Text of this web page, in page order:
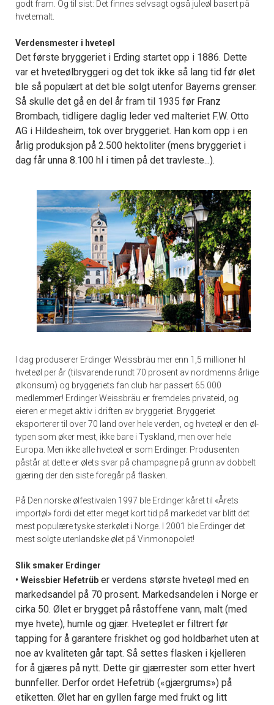
godt fram. Og til sist: Det finnes selvsagt også juleøl basert på
hvetemalt.
Verdensmester i hveteøl
Det første bryggeriet i Erding startet opp i 1886. Dette
var et hveteølbryggeri og det tok ikke så lang tid før ølet
ble så populært at det ble solgt utenfor Bayerns grenser.
Så skulle det gå en del år fram til 1935 før Franz
Brombach, tidligere daglig leder ved malteriet F.W. Otto
AG i Hildesheim, tok over bryggeriet. Han kom opp i en
årlig produksjon på 2.500 hektoliter (mens bryggeriet i
dag får unna 8.100 hl i timen på det travleste...).
I dag produserer Erdinger Weissbräu mer enn 1,5 millioner hl
hveteøl per år (tilsvarende rundt 70 prosent av nordmenns årlige
ølkonsum) og bryggeriets fan club har passert 65.000
medlemmer! Erdinger Weissbräu er fremdeles privateid, og
eieren er meget aktiv i driften av bryggeriet. Bryggeriet
eksporterer til over 70 land over hele verden, og hveteøl er den øl-
typen som øker mest, ikke bare i Tyskland, men over hele
Europa. Men ikke alle hveteøl er som Erdinger. Produsenten
påstår at dette er ølets svar på champagne på grunn av dobbelt
gjæring der den siste foregår på flasken.
På Den norske ølfestivalen 1997 ble Erdinger kåret til «Årets
importøl» fordi det etter meget kort tid på markedet var blitt det
mest populære tyske sterkølet i Norge. I 2001 ble Erdinger det
mest solgte utenlandske ølet på Vinmonopolet!
Slik smaker Erdinger
• Weissbier Hefetrüb er verdens største hveteøl med en
markedsandel på 70 prosent. Markedsandelen i Norge er
cirka 50. Ølet er brygget på råstoffene vann, malt (med
mye hvete), humle og gjær. Hveteølet er filtrert før
tapping for å garantere friskhet og god holdbarhet uten at
noe av kvaliteten går tapt. Så settes flasken i kjelleren
for å gjæres på nytt. Dette gir gjærrester som etter hvert
bunnfeller. Derfor ordet Hefetrüb («gjærgrums») på
etiketten. Ølet har en gyllen farge med frukt og litt